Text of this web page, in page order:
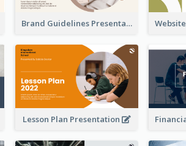
Brand Guidelines Presentation
Lesson Plan Presentation